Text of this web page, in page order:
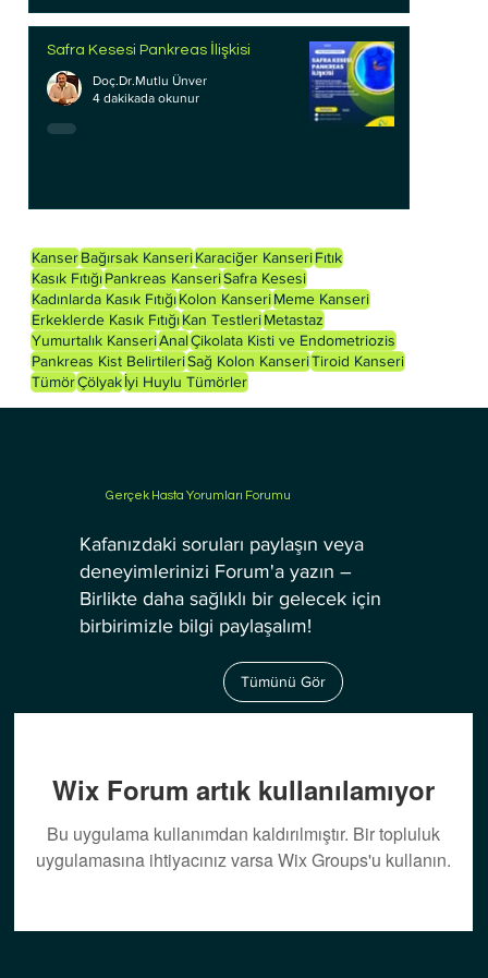
Safra Kesesi Pankreas İlişkisi
Doç.Dr.Mutlu Ünver
4 dakikada okunur
KanserBağırsak KanseriKaraciğer KanseriFıtık
Kasık FıtığıPankreas KanseriSafra Kesesi
Kadınlarda Kasık FıtığıKolon KanseriMeme Kanseri
Erkeklerde Kasık FıtığıKan TestleriMetastaz
Yumurtalık KanseriAnalÇikolata Kisti ve Endometriozis
Pankreas Kist BelirtileriSağ Kolon KanseriTiroid Kanseri
TümörÇölyakİyi Huylu Tümörler
Gerçek Hasta Yorumları Forumu
Kafanızdaki soruları paylaşın veya
deneyimlerinizi Forum'a yazın –
Birlikte daha sağlıklı bir gelecek için
birbirimizle bilgi paylaşalım!
Tümünü Gör
Wix Forum artık kullanılamıyor
Bu uygulama kullanımdan kaldırılmıştır. Bir topluluk
uygulamasına ihtiyacınız varsa Wix Groups'u kullanın.